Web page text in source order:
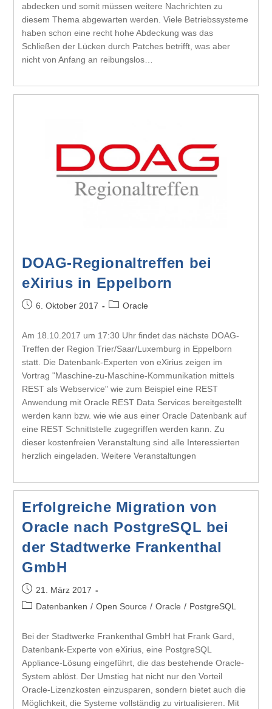
abdecken und somit müssen weitere Nachrichten zu
diesem Thema abgewarten werden. Viele Betriebssysteme
haben schon eine recht hohe Abdeckung was das
Schließen der Lücken durch Patches betrifft, was aber
nicht von Anfang an reibungslos…
DOAG-Regionaltreffen bei
eXirius in Eppelborn
6. Oktober 2017 Oracle
Am 18.10.2017 um 17:30 Uhr findet das nächste DOAG-
Treffen der Region Trier/Saar/Luxemburg in Eppelborn
statt. Die Datenbank-Experten von eXirius zeigen im
Vortrag "Maschine-zu-Maschine-Kommunikation mittels
REST als Webservice" wie zum Beispiel eine REST
Anwendung mit Oracle REST Data Services bereitgestellt
werden kann bzw. wie wie aus einer Oracle Datenbank auf
eine REST Schnittstelle zugegriffen werden kann. Zu
dieser kostenfreien Veranstaltung sind alle Interessierten
herzlich eingeladen. Weitere Veranstaltungen
Erfolgreiche Migration von
Oracle nach PostgreSQL bei
der Stadtwerke Frankenthal
GmbH
21. März 2017
Datenbanken / Open Source / Oracle / PostgreSQL
Bei der Stadtwerke Frankenthal GmbH hat Frank Gard,
Datenbank-Experte von eXirius, eine PostgreSQL
Appliance-Lösung eingeführt, die das bestehende Oracle-
System ablöst. Der Umstieg hat nicht nur den Vorteil
Oracle-Lizenzkosten einzusparen, sondern bietet auch die
Möglichkeit, die Systeme vollständig zu virtualisieren. Mit